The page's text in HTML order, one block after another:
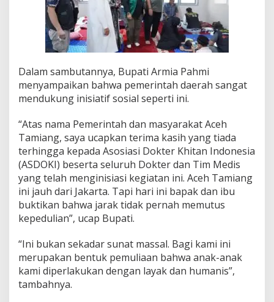
P
e
m
b
r
a
n
d
a
n
T
a
n
g
u
h
Dalam sambutannya, Bupati Armia Pahmi
menyampaikan bahwa pemerintah daerah sangat
mendukung inisiatif sosial seperti ini.
“Atas nama Pemerintah dan masyarakat Aceh
Tamiang, saya ucapkan terima kasih yang tiada
terhingga kepada Asosiasi Dokter Khitan Indonesia
(ASDOKI) beserta seluruh Dokter dan Tim Medis
yang telah menginisiasi kegiatan ini. Aceh Tamiang
ini jauh dari Jakarta. Tapi hari ini bapak dan ibu
buktikan bahwa jarak tidak pernah memutus
kepedulian”, ucap Bupati.
“Ini bukan sekadar sunat massal. Bagi kami ini
merupakan bentuk pemuliaan bahwa anak-anak
kami diperlakukan dengan layak dan humanis”,
tambahnya.